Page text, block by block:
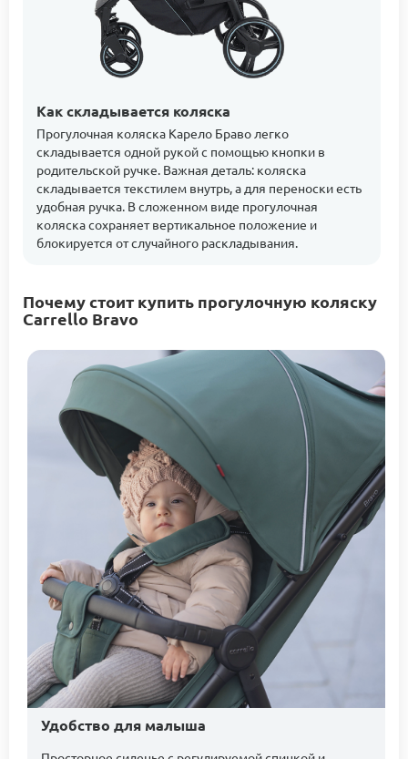
Как складывается коляска
Прогулочная коляска Карело Браво легко
складывается одной рукой с помощью кнопки в
родительской ручке. Важная деталь: коляска
складывается текстилем внутрь, а для переноски есть
удобная ручка. В сложенном виде прогулочная
коляска сохраняет вертикальное положение и
блокируется от случайного раскладывания.
Почему стоит купить прогулочную коляску
Carrello Bravo
Удобство для малыша